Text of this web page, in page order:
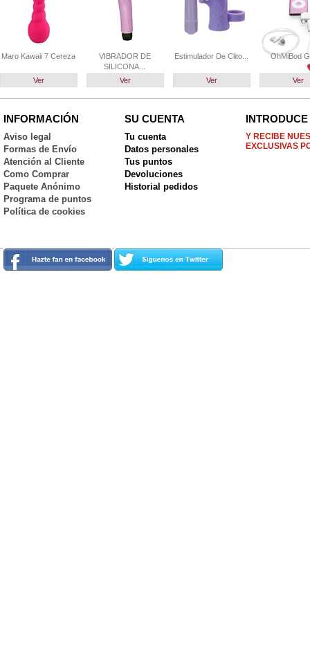
Maro Kawaii 7 Cereza
Ver
VIBRADOR DE
SILICONA...
Ver
Estimulador De Clito...
Ver
OhMiBod
Ver
INFORMACIÓN
Aviso legal
Formas de Envío
Atención al Cliente
Como Comprar
Paquete Anónimo
Programa de puntos
Política de cookies
SU CUENTA
Tu cuenta
Datos personales
Tus puntos
Devoluciones
Historial pedidos
Y RECIBE
EXCLUSIVAS